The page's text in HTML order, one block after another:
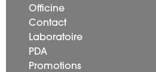
Officine
Contact
Laboratoire
PDA
Promotions